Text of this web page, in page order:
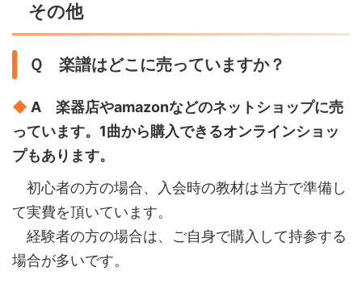
その他
Ｑ 楽譜はどこに売っていますか？
◆ A 楽器店やamazonなどのネットショップに売
っています。1曲から購入できるオンラインショッ
プもあります。
初心者の方の場合、入会時の教材は当方で準備し
て実費を頂いています。
経験者の方の場合は、ご自身で購入して持参する
場合が多いです。